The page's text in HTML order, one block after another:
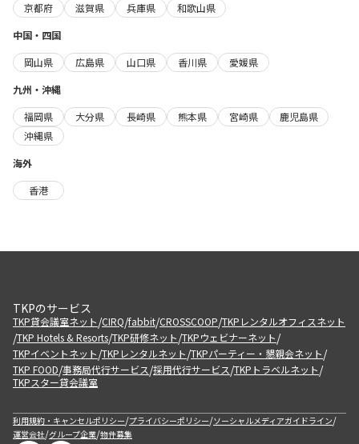
京都府
滋賀県 兵庫県
和歌山県
中国・四国
岡山県
広島県 山口県 香川県
愛媛県
九州・沖縄
福岡県
大分県 長崎県 熊本県 宮崎県
鹿児島県
沖縄県
海外
香港
TKPのサービス
TKP貸会議室ネット/CIRQ/fabbit/CROSSCOOP/TKPレンタルオフィスネット
/TKP Hotels & Resorts/TKP研修ネット/TKPウェビナーネット/
TKPイベントネット/TKPレンタルネット/TKPパーティー・懇親会ネット/
TKP FOOD/事務局代行サービス/採用代行サービス/TKPトラベルネット/
TKPスター貸会議室
利用規約・キャンセルポリシー/プライバシーポリシー/ソーシャルメディアガイドライン/
運営会社/グループ企業/物件募集